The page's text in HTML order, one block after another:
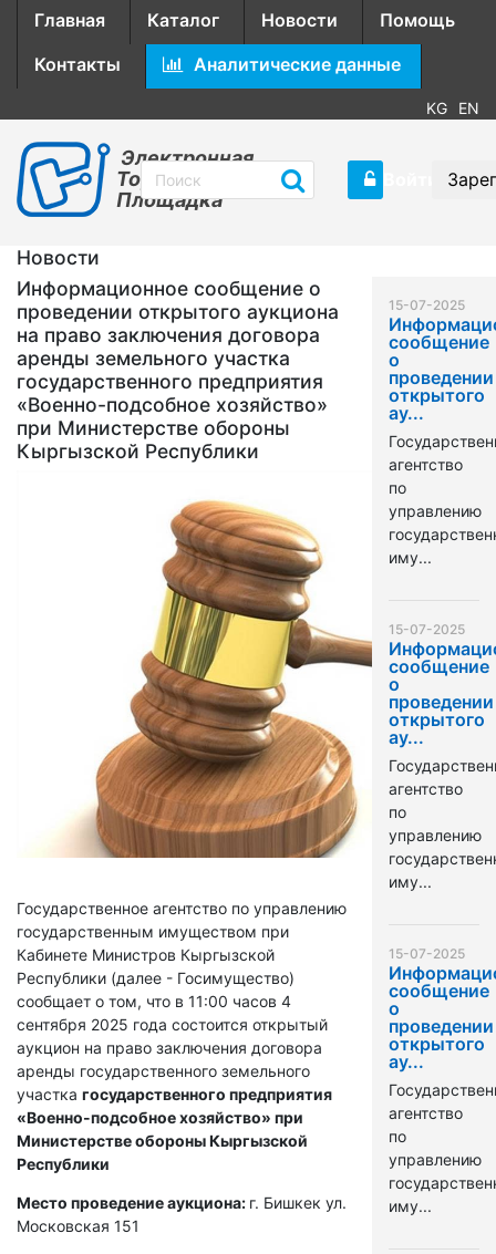
Главная Каталог Новости
Помощь
Контакты
Аналитические данные
KG EN
Электронная
Торговая
Площадка
Новости
Информационное сообщение о
проведении открытого аукциона
на право заключения договора
аренды земельного участка
государственного предприятия
«Военно-подсобное хозяйство»
при Министерстве обороны
Кыргызской Республики
Государственное агентство по управлению
государственным имуществом при
Кабинете Министров Кыргызской
Республики (далее - Госимущество)
сообщает о том, что в 11:00 часов 4
сентября 2025 года состоится открытый
аукцион на право заключения договора
аренды государственного земельного
участка государственного предприятия
«Военно-подсобное хозяйство» при
Министерстве обороны Кыргызской
Республики
Место проведение аукциона: г. Бишкек ул.
Московская 151
15-07-2025
сообщение
о
проведении
открытого
ау...
агентство
по
управлению
иму...
15-07-2025
сообщение
о
проведении
открытого
ау...
агентство
по
управлению
иму...
15-07-2025
сообщение
о
проведении
открытого
ау...
агентство
по
управлению
иму...